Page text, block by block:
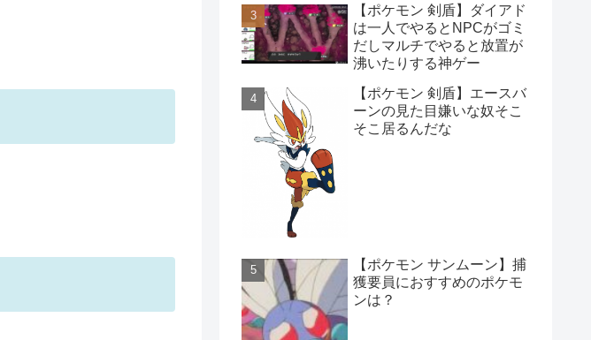
【ポケモン 剣盾】ダイアド
は一人でやるとNPCがゴミ
だしマルチでやると放置が
沸いたりする神ゲー
【ポケモン 剣盾】エースバ
ーンの見た目嫌いな奴そこ
そこ居るんだな
【ポケモン サンムーン】捕
獲要員におすすめのポケモ
ンは？